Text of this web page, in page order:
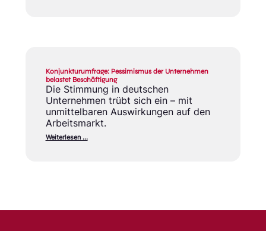
Konjunkturumfrage: Pessimismus der Unternehmen
belastet Beschäftigung
Die Stimmung in deutschen
Unternehmen trübt sich ein – mit
unmittelbaren Auswirkungen auf den
Arbeitsmarkt.
Weiterlesen …